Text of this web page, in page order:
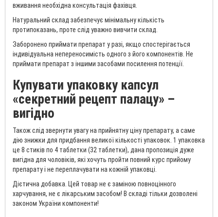
вживання необхідна консультація фахівця.
Натуральний склад забезпечує мінімальну кількість
протипоказань, проте слід уважно вивчити склад.
Заборонено приймати препарат у разі, якщо спостерігається
індивідуальна непереносимість одного з його компонентів. Не
приймати препарат з іншими засобами посилення потенції.
Купувати упаковку капсул
«секретний рецепт палацу» –
вигідно
Також слід звернути увагу на прийнятну ціну препарату, а саме
дію знижки для придбання великої кількості упаковок. 1 упаковка
це 8 стиків по 4 таблетки (32 таблетки), дана пропозиція дуже
вигідна для чоловіків, які хочуть пройти повний курс прийому
препарату і не переплачувати на кожній упаковці.
Дієтична добавка. Цей товар не є заміною повноцінного
харчування, не є лікарським засобом! В складі тільки дозволені
законом України компоненти!